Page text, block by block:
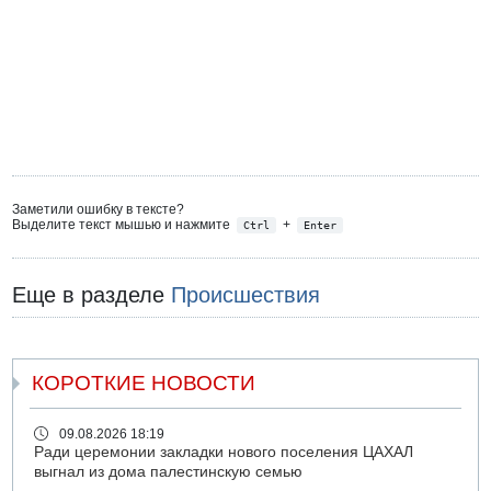
Заметили ошибку в тексте?
Выделите текст мышью и нажмите
Ctrl + Enter
Еще в разделе Происшествия
КОРОТКИЕ НОВОСТИ
09.08.2026 18:19
Ради церемонии закладки нового поселения ЦАХАЛ
выгнал из дома палестинскую семью